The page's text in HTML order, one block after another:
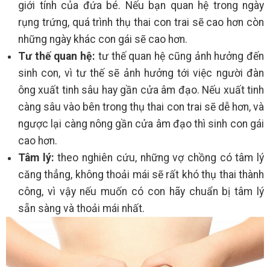
giới tính của đứa bé. Nếu bạn quan hệ trong ngày
rụng trứng, quá trình thụ thai con trai sẽ cao hơn còn
những ngày khác con gái sẽ cao hơn.
Tư thế quan hệ: tư thế quan hệ cũng ảnh hưởng đến
sinh con, vì tư thế sẽ ảnh hưởng tới việc người đàn
ông xuất tinh sâu hay gần cửa âm đạo. Nếu xuất tinh
càng sâu vào bên trong thụ thai con trai sẽ dễ hơn, và
ngược lại càng nông gần cửa âm đạo thì sinh con gái
cao hơn.
Tâm lý: theo nghiên cứu, những vợ chồng có tâm lý
căng thẳng, không thoải mái sẽ rất khó thụ thai thành
công, vì vậy nếu muốn có con hãy chuẩn bị tâm lý
sẵn sàng và thoải mái nhất.